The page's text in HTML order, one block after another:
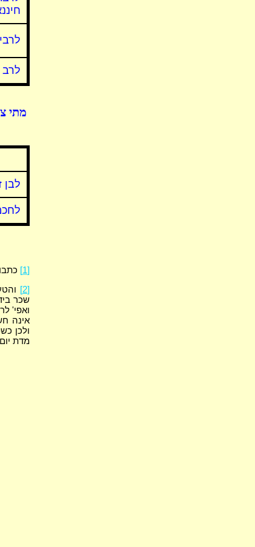
לרב
מתי
לבן
[1]
[2]
שכר
ואפי'
אינה
ולכן
מדת